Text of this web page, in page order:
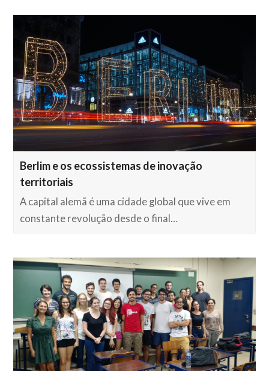
Berlim e os ecossistemas de inovação
territoriais
A capital alemã é uma cidade global que vive em
constante revolução desde o final…